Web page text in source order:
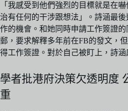
「我感受到他們強烈的目標就是在
治有任何的干涉跟想法」。詩涵最
作的機會。和她同時申請工作簽證
郵，要求解釋多年前在FB的發文，
得工作簽證。對於自己被盯上，詩涵
學者批港府決策欠透明度
重